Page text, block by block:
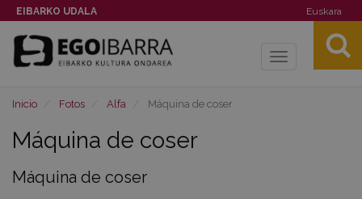
EIBARKO UDALA Euskara
Toggle
Inicio Fotos Alfa Máquina de coser
Máquina de coser
Máquina de coser